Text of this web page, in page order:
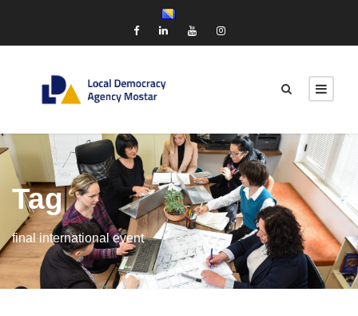
Tag
final international event